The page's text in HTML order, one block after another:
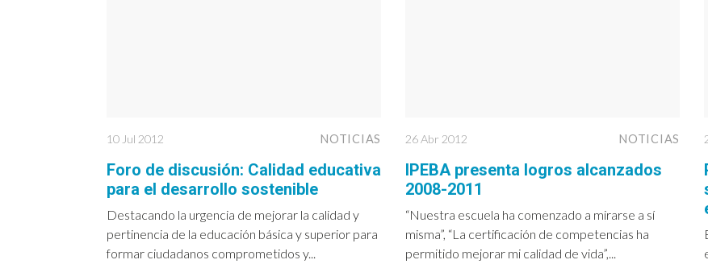
10 Jul 2012 NOTICIAS
Foro de discusión: Calidad educativa
para el desarrollo sostenible
Destacando la urgencia de mejorar la calidad y
pertinencia de la educación básica y superior para
formar ciudadanos comprometidos y...
26 Abr 2012 NOTICIAS
IPEBA presenta logros alcanzados
2008-2011
“Nuestra escuela ha comenzado a mirarse a sí
misma”, “La certificación de competencias ha
permitido mejorar mi calidad de vida”,...